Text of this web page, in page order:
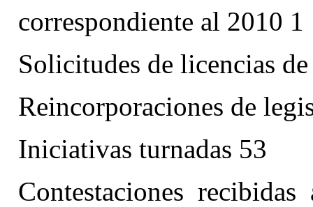
correspondiente al 2010 1
Solicitudes de licencias
Reincorporaciones de
Iniciativas turnadas 53
Contestaciones